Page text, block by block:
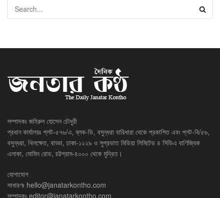
সম্পাদকঃ জহিরুল হোসেন চৌধুরী
প্রধান কার্যালয়ঃ প্লট-৫৭৬/এ, ব্লক-ডি, বসুন্ধরা বারিধারা থেকে প্রকাশিত এবং প্লট-বি/৫৬,
বসুন্ধরা, খিলক্ষেত, বাড্ডা, ঢাকা-১২২৯ ও সুপ্রভাত মিডিয়া লিমিটেড ৪ সিডিএ বাণিজ্যিক
এলাকা, মোমিন রোড, চট্টগ্রাম-৪০০০ থেকে মুদ্রিত।
যোগাযোগ
সাধারণঃ hello@janatarkontho.com
সম্পাদকঃ editor@janatarkontho.com